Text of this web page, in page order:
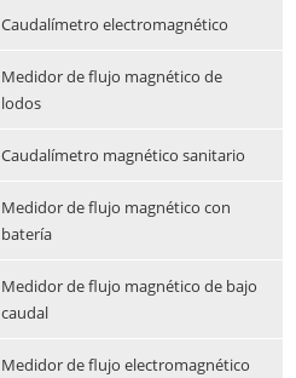
Caudalímetro electromagnético
Medidor de flujo magnético de
lodos
Caudalímetro magnético sanitario
Medidor de flujo magnético con
batería
Medidor de flujo magnético de bajo
caudal
Medidor de flujo electromagnético